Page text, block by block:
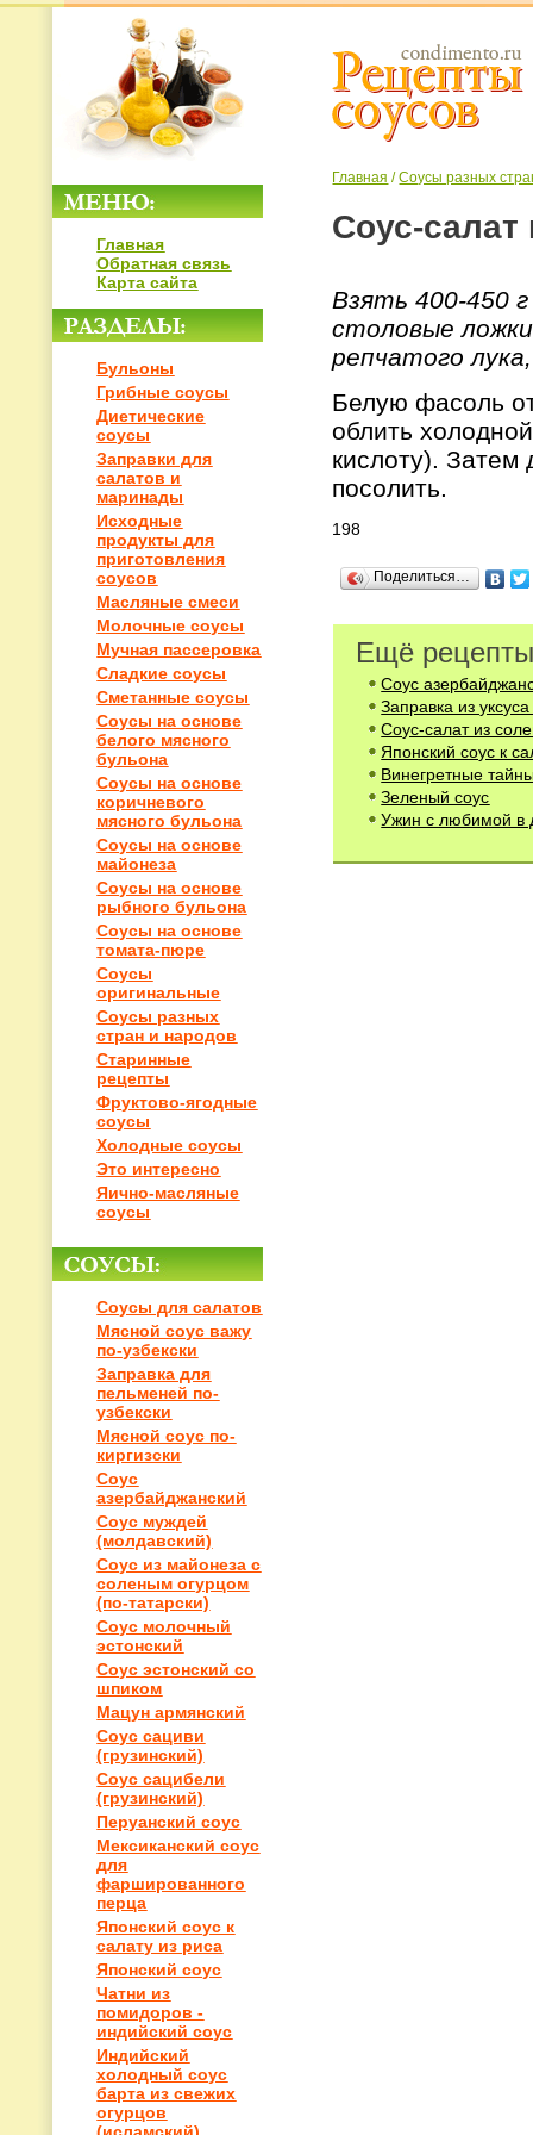
Главная
Обратная связь
Карта сайта
Бульоны
Грибные соусы
Диетические
соусы
Заправки для
салатов и
маринады
Исходные
продукты для
приготовления
соусов
Масляные смеси
Молочные соусы
Мучная пассеровка
Сладкие соусы
Сметанные соусы
Соусы на основе
белого мясного
бульона
Соусы на основе
коричневого
мясного бульона
Соусы на основе
майонеза
Соусы на основе
рыбного бульона
Соусы на основе
томата-пюре
Соусы
оригинальные
Соусы разных
стран и народов
Старинные
рецепты
Фруктово-ягодные
соусы
Холодные соусы
Это интересно
Яично-масляные
соусы
Соусы для салатов
Мясной соус важу
по-узбекски
Заправка для
пельменей по-
узбекски
Мясной соус по-
киргизски
Соус
азербайджанский
Соус муждей
(молдавский)
Соус из майонеза с
соленым огурцом
(по-татарски)
Соус молочный
эстонский
Соус эстонский со
шпиком
Мацун армянский
Соус сациви
(грузинский)
Соус сацибели
(грузинский)
Перуанский соус
Мексиканский соус
для
фаршированного
перца
Японский соус к
салату из риса
Японский соус
Чатни из
помидоров -
индийский соус
Индийский
холодный соус
барта из свежих
огурцов
Главная /Соусы разных
Соус-салат
Взять 400-450
столовые
репчатого
Белую фасоль
облить
кислоту). Затем
посолить.
198
Поделиться…
Ещё
Соус
Заправка из
Соус-салат из
Японский соус к
Винегретные
Зеленый соус
Ужин с любимой в